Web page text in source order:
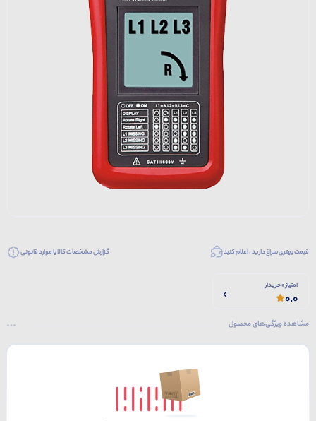
قیمت بهتری سراغ دارید ، اعلام کنید گزارش مشخصات کالا یا موارد قانونی
امتیاز 0 خریدار
0.0
مشاهده ویژگی‌های محصول